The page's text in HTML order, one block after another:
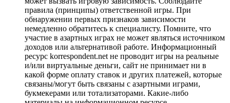
правила (принципы) ответственной игры. При
обнаружении первых признаков зависимости
немедленно обратитесь к специалисту. Помните, что
участие в азартных играх не может являться источником
доходов или альтернативой работе. Информационный
ресурс korrespondent.net не проводит игры на реальные
и/или виртуальные деньги, сайт не принимает ни в
какой форме оплату ставок и других платежей, которые
связаны/могут быть связаны с азартными играми,
букмекерами или тотализаторами. Какие-либо